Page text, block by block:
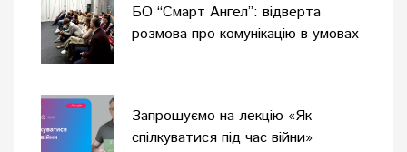
БО “Смарт Ангел”: відверта
розмова про комунікацію в умовах
Запрошуємо на лекцію «Як
спілкуватися під час війни»